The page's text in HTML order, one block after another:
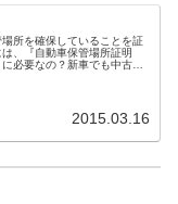
所を確保していることを証
、『自動車保管場所証明
必要なの？新車でも中古車
2015.03.16